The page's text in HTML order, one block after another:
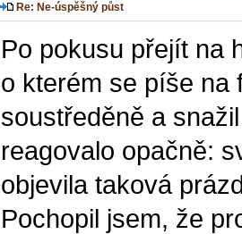
Re: Ne-úspěšný půst
Po pokusu přejít na
o kterém se píše na
soustředěně a
reagovalo opačně:
objevila taková
Pochopil jsem, že